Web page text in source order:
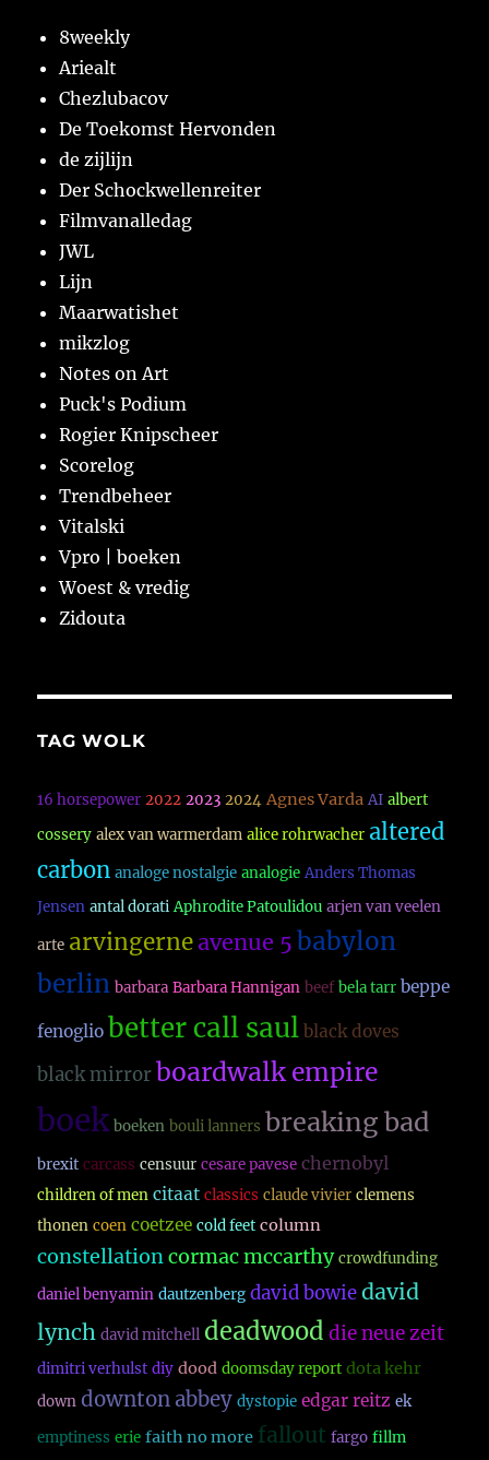
8weekly
Ariealt
Chezlubacov
De Toekomst Hervonden
de zijlijn
Der Schockwellenreiter
Filmvanalledag
JWL
Lijn
Maarwatishet
mikzlog
Notes on Art
Puck's Podium
Rogier Knipscheer
Scorelog
Trendbeheer
Vitalski
Vpro | boeken
Woest & vredig
Zidouta
TAG WOLK
16 horsepower 2022 2023 2024 Agnes Varda AI albert
cossery alex van warmerdam alice rohrwacher altered
carbon analoge nostalgie analogie Anders Thomas
Jensen antal dorati Aphrodite Patoulidou arjen van veelen
arte arvingerne avenue 5 babylon
berlin barbara Barbara Hannigan beef bela tarr beppe
fenoglio better call saul black doves
black mirror boardwalk empire
boek boeken bouli lanners breaking bad
brexit carcass censuur cesare pavese chernobyl
children of men citaat classics claude vivier clemens
thonen coen coetzee cold feet column
constellationcormac mccarthy crowdfunding
daniel benyamin dautzenberg david bowie david
lynch david mitchell deadwood die neue zeit
dimitri verhulst diy dood doomsday report dota kehr
down downton abbey dystopie edgar reitz ek
emptiness erie faith no more fallout fargo fillm